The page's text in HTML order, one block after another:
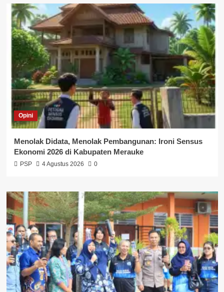
Opini
Menolak Didata, Menolak Pembangunan: Ironi Sensus
Ekonomi 2026 di Kabupaten Merauke
PSP 4 Agustus 2026 0